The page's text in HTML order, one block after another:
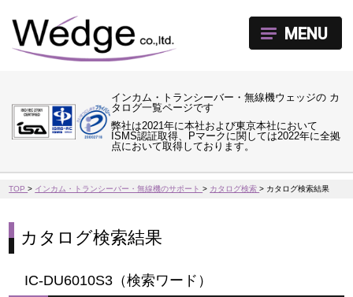
インカム・トランシーバー・無線機ウェッジの カ
タログ一覧ページです
弊社は2021年に本社および東京本社において
ISMS認証取得、Pマークに関しては2022年に全拠
点において取得しております。
MENU
TOP> インカム・トランシーバー・無線機のサポート> カタログ検索> カタログ検索結果
カタログ検索結果
IC-DU6010S3（検索ワード）